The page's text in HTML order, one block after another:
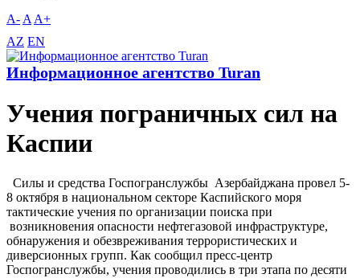
A- A A+
AZ EN
Информационное агентство Turan
Учения пограничных сил на
Каспии
Силы и средства Госпогранслужбы Азербайджана провел 5-
8 октября в национальном секторе Каспийского моря
тактические учения по организации поиска при
возникновения опасности нефтегазовой инфраструктуре,
обнаружения и обезвреживания террористических и
диверсионных групп. Как сообщил пресс-центр
Госпогранслужбы, учения проводились в три этапа по десяти